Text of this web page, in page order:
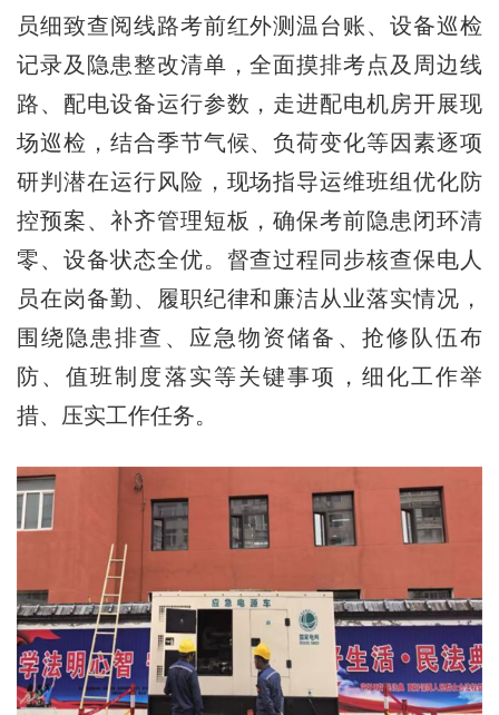
员细致查阅线路考前红外测温台账、设备巡检
记录及隐患整改清单，全面摸排考点及周边线
路、配电设备运行参数，走进配电机房开展现
场巡检，结合季节气候、负荷变化等因素逐项
研判潜在运行风险，现场指导运维班组优化防
控预案、补齐管理短板，确保考前隐患闭环清
零、设备状态全优。督查过程同步核查保电人
员在岗备勤、履职纪律和廉洁从业落实情况，
围绕隐患排查、应急物资储备、抢修队伍布
防、值班制度落实等关键事项，细化工作举
措、压实工作任务。